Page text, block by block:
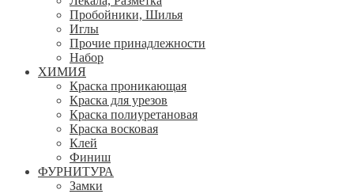
Пробойники, Шилья
Иглы
Прочие принадлежности
Набор
ХИМИЯ
Краска проникающая
Краска для урезов
Краска полиуретановая
Краска восковая
Клей
Финиш
ФУРНИТУРА
Замки